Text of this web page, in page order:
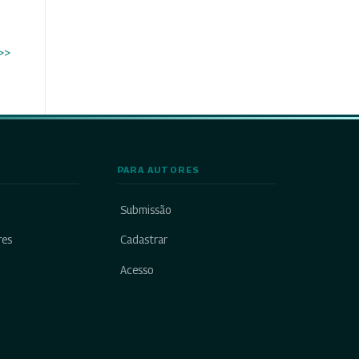
PARA AUTORES
Submissão
Cadastrar
Acesso